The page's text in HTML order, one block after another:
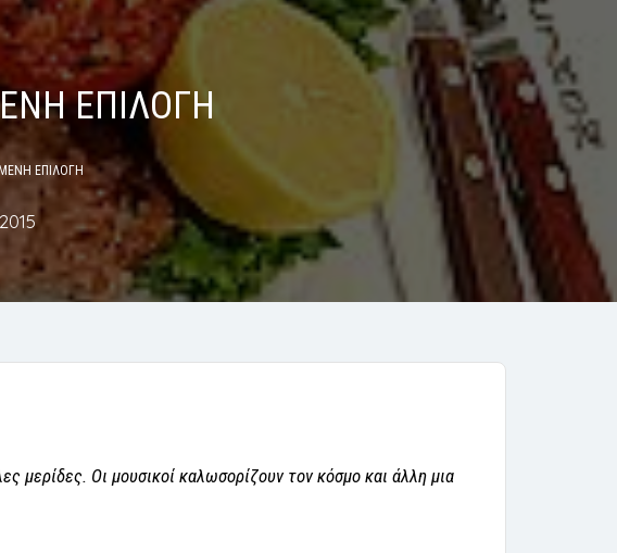
ΕΠΙΛΟΓΗ
ΕΠΙΛΟΓΗ
μερίδες. Οι μουσικοί καλωσορίζουν τον κόσμο και άλλη μια